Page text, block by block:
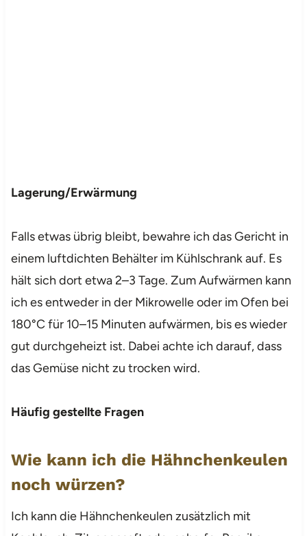
Lagerung/Erwärmung
Falls etwas übrig bleibt, bewahre ich das Gericht in
einem luftdichten Behälter im Kühlschrank auf. Es
hält sich dort etwa 2–3 Tage. Zum Aufwärmen kann
ich es entweder in der Mikrowelle oder im Ofen bei
180°C für 10–15 Minuten aufwärmen, bis es wieder
gut durchgeheizt ist. Dabei achte ich darauf, dass
das Gemüse nicht zu trocken wird.
Häufig gestellte Fragen
Wie kann ich die Hähnchenkeulen
noch würzen?
Ich kann die Hähnchenkeulen zusätzlich mit